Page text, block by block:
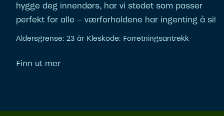
hygge deg innendørs, har vi stedet som passer
perfekt for alle – værforholdene har ingenting å si!
Aldersgrense: 23 år Kleskode: Forretningsantrekk
Finn ut mer